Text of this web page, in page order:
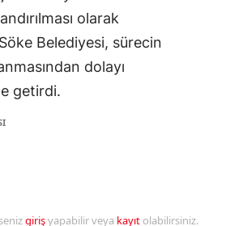
olarak
Belediyesi, sürecin
dolayı
getirdi.
girişyapabilir veya kayıt olabilirsiniz.